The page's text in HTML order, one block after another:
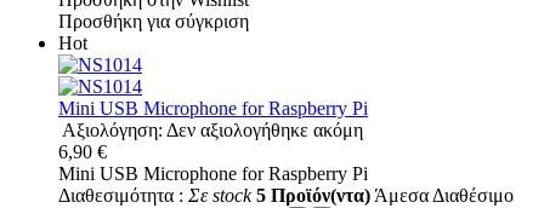
Προσθήκη για σύγκριση
Hot
Mini USB Microphone for Raspberry Pi
Αξιολόγηση: Δεν αξιολογήθηκε ακόμη
6,90 €
Mini USB Microphone for Raspberry Pi
Διαθεσιμότητα : Σε stock 5 Προϊόν(ντα) Άμεσα Διαθέσιμο